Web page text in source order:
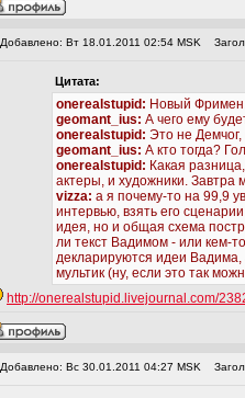
Добавлено: Вт 18.01.2011 02:54 MSK
Цитата:
onerealstupid: Новый
geomant_ius: А чего ему
onerealstupid: Это не Демчог,
geomant_ius: А кто тогда?
onerealstupid: Какая
актеры, и художники. Завтра
vizza: а я почему-то на 99,9
интервью, взять его
идея, но и общая схема
ли текст Вадимом - или кем-
декларируются идеи
мультик (ну, если это так
http://onerealstupid.livejournal.com/
Добавлено: Вс 30.01.2011 04:27 MSK